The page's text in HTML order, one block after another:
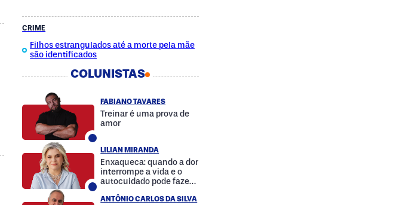
CRIME
Filhos estrangulados até a morte pela mãe
são identificados
COLUNISTAS
FABIANO TAVARES
Treinar é uma prova de
amor
LILIAN MIRANDA
Enxaqueca: quando a dor
interrompe a vida e o
autocuidado pode fazer
ANTÔNIO CARLOS DA SILVA